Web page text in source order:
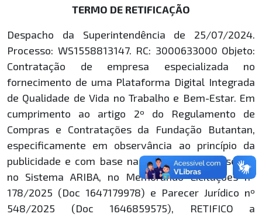
TERMO DE RETIFICAÇÃO
Despacho da Superintendência de 25/07/2024.
Processo: WS1558813147. RC: 3000633000 Objeto:
Contratação de empresa especializada no
fornecimento de uma Plataforma Digital Integrada
de Qualidade de Vida no Trabalho e Bem-Estar. Em
cumprimento ao artigo 2º do Regulamento de
Compras e Contratações da Fundação Butantan,
especificamente em observância ao princípio da
publicidade e com base na documentação inserida
no Sistema ARIBA, no Memorando Licitações nº
178/2025 (Doc 1647179978) e Parecer Jurídico nº
548/2025 (Doc 1646859575), RETIFICO a